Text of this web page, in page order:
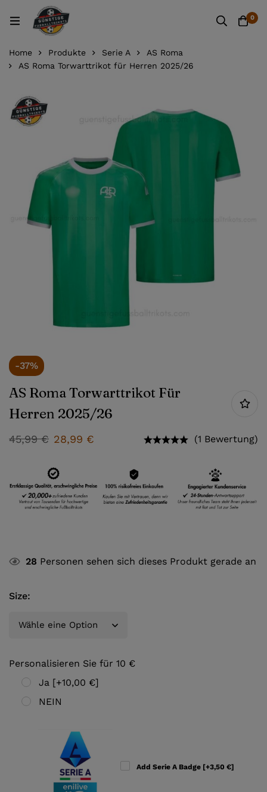
0
Home Produkte Serie A
AS Roma
AS Roma Torwarttrikot für Herren 2025/26
-37%
AS Roma Torwarttrikot Für
Herren 2025/26
45,99€ 28,99 € (1 Bewertung)
28 Personen sehen sich dieses Produkt gerade an
Size:
Personalisieren Sie für 10 €
Ja [+10,00 €]
NEIN
Add Serie A Badge [+3,50 €]